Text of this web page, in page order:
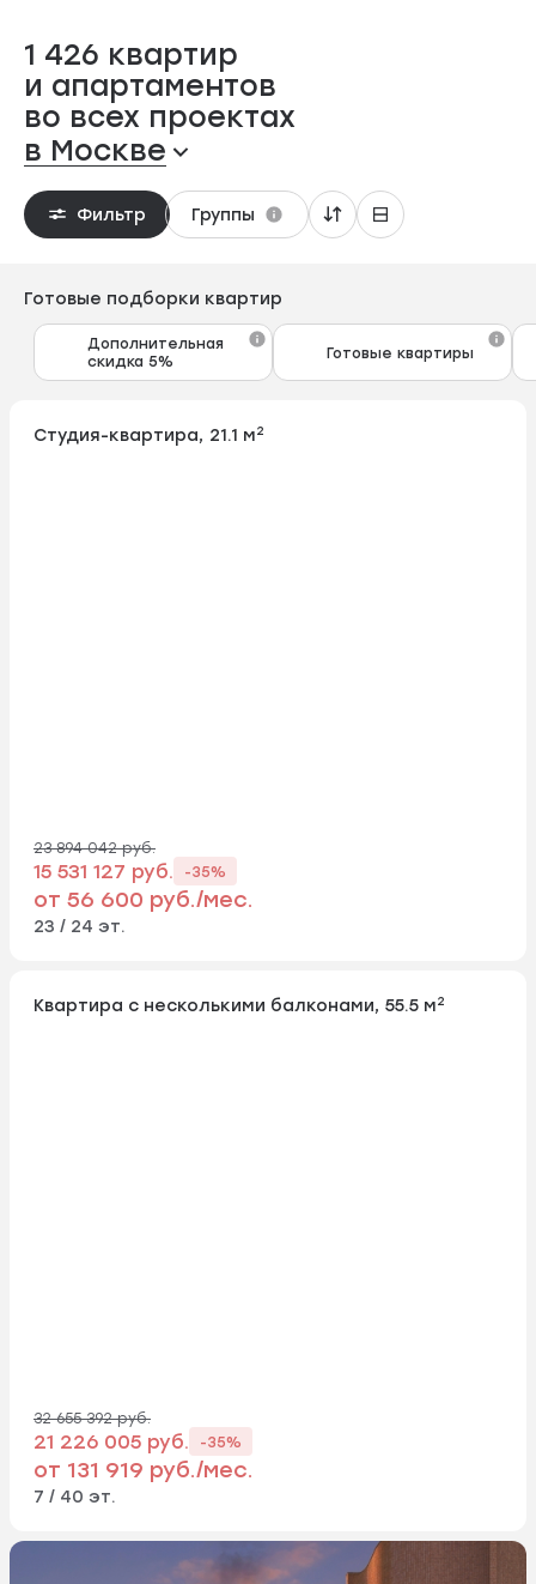
1 426 квартир
и апартаментов
во всех проектах
в Москве
Фильтр Группы
Готовые подборки квартир
Дополнительная
скидка 5%
Готовые квартиры
Студия-квартира, 21.1 м2
23 894 042 руб.
15 531 127 руб. -35%
от 56 600 руб./мес.
23 / 24 эт.
Квартира с несколькими балконами, 55.5 м2
32 655 392 руб.
21 226 005 руб. -35%
от 131 919 руб./мес.
7 / 40 эт.